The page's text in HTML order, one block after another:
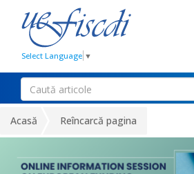
Select Language ▼
Acasă Reîncarcă pagina